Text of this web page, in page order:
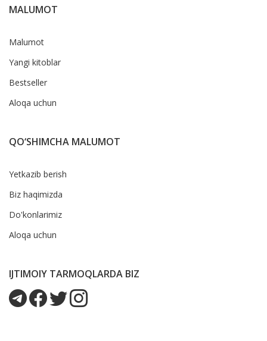
MALUMOT
Malumot
Yangi kitoblar
Bestseller
Aloqa uchun
QO‘SHIMCHA MALUMOT
Yetkazib berish
Biz haqimizda
Do'konlarimiz
Aloqa uchun
IJTIMOIY TARMOQLARDA BIZ